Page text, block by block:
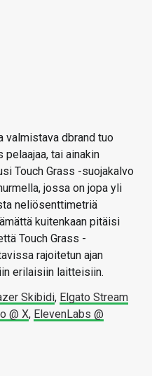
valmistava dbrand tuo
pelaajaa, tai ainakin
Touch Grass -suojakalvo
jossa on jopa yli
neliösenttimetriä
kuitenkaan pitäisi
Touch Grass -
rajoitetun ajan
erilaisiin laitteisiin.
Skibidi, Elgato Stream
@ X, ElevenLabs @